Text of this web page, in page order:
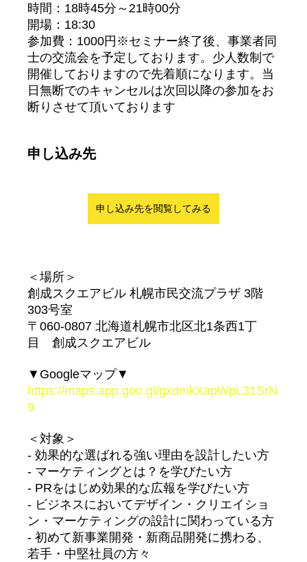
時間：18時45分～21時00分
開場：18:30
参加費：1000円※セミナー終了後、事業者同
士の交流会を予定しております。少人数制で
開催しておりますので先着順になります。当
日無断でのキャンセルは次回以降の参加をお
断りさせて頂いております
申し込み先
申し込み先を閲覧してみる
＜場所＞
創成スクエアビル 札幌市民交流プラザ 3階
303号室
〒060-0807 北海道札幌市北区北1条西1丁
目　創成スクエアビル
▼Googleマップ▼
https://maps.app.goo.gl/gxdmkXapWpL31SrN
9
＜対象＞
- 効果的な選ばれる強い理由を設計したい方
- マーケティングとは？を学びたい方
- PRをはじめ効果的な広報を学びたい方
- ビジネスにおいてデザイン・クリエイショ
ン・マーケティングの設計に関わっている方
- 初めて新事業開発・新商品開発に携わる、
若手・中堅社員の方々